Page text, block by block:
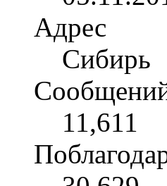
Адрес
Сибирь
11,611